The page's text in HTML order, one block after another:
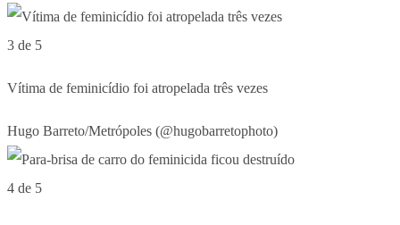
3 de 5
Vítima de feminicídio foi atropelada três vezes
Hugo Barreto/Metrópoles (@hugobarretophoto)
4 de 5